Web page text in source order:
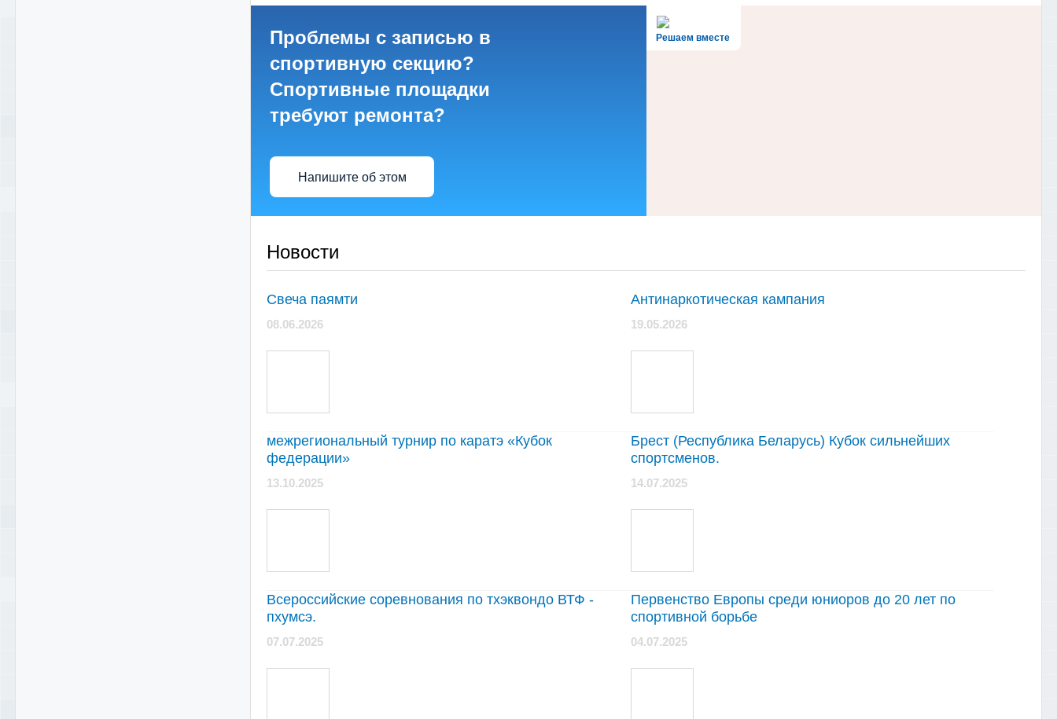
Решаем вместе
Проблемы с записью в
спортивную секцию?
Спортивные площадки
требуют ремонта?
Напишите об этом
Новости
Свеча паямти
08.06.2026
Антинаркотическая кампания
19.05.2026
межрегиональный турнир по каратэ «Кубок
федерации»
13.10.2025
Брест (Республика Беларусь) Кубок сильнейших
спортсменов.
14.07.2025
Всероссийские соревнования по тхэквондо ВТФ -
пхумсэ.
07.07.2025
Первенство Европы среди юниоров до 20 лет по
спортивной борьбе
04.07.2025